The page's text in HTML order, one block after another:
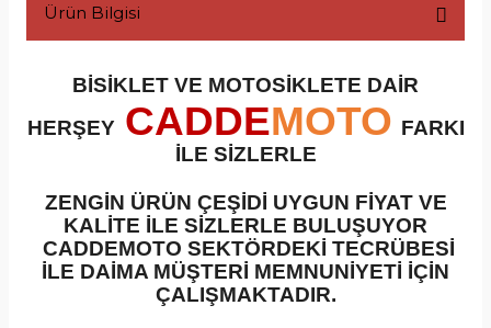
Ürün Bilgisi
BİSİKLET VE MOTOSİKLETE DAİR
HERŞEY CADDEMOTO FARKI
İLE SİZLERLE
ZENGİN ÜRÜN ÇEŞİDİ UYGUN FİYAT VE
KALİTE İLE SİZLERLE BULUŞUYOR
CADDEMOTO SEKTÖRDEKİ TECRÜBESİ
İLE DAİMA MÜŞTERİ MEMNUNİYETİ İÇİN
ÇALIŞMAKTADIR.